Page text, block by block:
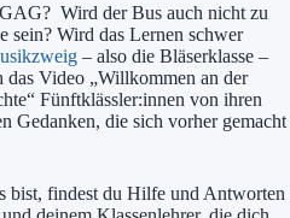
Wird der Bus auch nicht zu
sein? Wird das Lernen schwer
– also die Bläserklasse –
das Video „Willkommen an der
Fünftklässler:innen von ihren
Gedanken, die sich vorher gemacht
bist, findest du Hilfe und Antworten